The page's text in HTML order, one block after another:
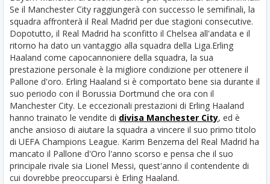
Se il Manchester City raggiungerà con successo le semifinali, la
squadra affronterà il Real Madrid per due stagioni consecutive.
Dopotutto, il Real Madrid ha sconfitto il Chelsea all'andata e il
ritorno ha dato un vantaggio alla squadra della Liga.Erling
Haaland come capocannoniere della squadra, la sua
prestazione personale è la migliore condizione per ottenere il
Pallone d'oro. Erling Haaland si è comportato bene sia durante il
suo periodo con il Borussia Dortmund che ora con il
Manchester City. Le eccezionali prestazioni di Erling Haaland
hanno trainato le vendite di divisa Manchester City, ed è
anche ansioso di aiutare la squadra a vincere il suo primo titolo
di UEFA Champions League. Karim Benzema del Real Madrid ha
mancato il Pallone d'Oro l'anno scorso e pensa che il suo
principale rivale sia Lionel Messi, quest'anno il contendente di
cui dovrebbe preoccuparsi è Erling Haaland.